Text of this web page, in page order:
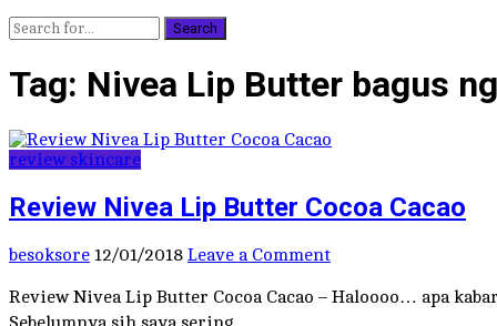
Search
Tag: Nivea Lip Butter bagus
review skincare
Review Nivea Lip Butter Cocoa Cacao
besoksore 12/01/2018 Leave a Comment
Review Nivea Lip Butter Cocoa Cacao – Haloooo… apa